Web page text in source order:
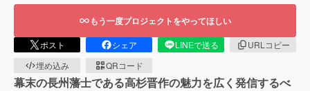
もう一度プロジェクトをやってほしい
ポスト シェア LINEで送る
URLコピー
埋め込み
QRコード
幕末の長州藩士である高杉晋作の魅力を広く発信するべ